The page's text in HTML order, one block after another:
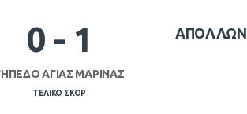
0 - 1
ΑΓΊΑΣ ΜΑΡΊΝΑΣ
ΤΕΛΙΚΌ ΣΚΟΡ
ΑΠΟΛΛΩΝ